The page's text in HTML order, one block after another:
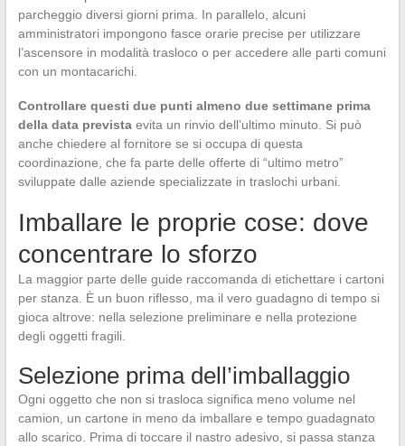
parcheggio diversi giorni prima. In parallelo, alcuni
amministratori impongono fasce orarie precise per utilizzare
l’ascensore in modalità trasloco o per accedere alle parti comuni
con un montacarichi.
Controllare questi due punti almeno due settimane prima
della data previstaevita un rinvio dell’ultimo minuto. Si può
anche chiedere al fornitore se si occupa di questa
coordinazione, che fa parte delle offerte di “ultimo metro”
sviluppate dalle aziende specializzate in traslochi urbani.
Imballare le proprie cose: dove
concentrare lo sforzo
La maggior parte delle guide raccomanda di etichettare i cartoni
per stanza. È un buon riflesso, ma il vero guadagno di tempo si
gioca altrove: nella selezione preliminare e nella protezione
degli oggetti fragili.
Selezione prima dell’imballaggio
Ogni oggetto che non si trasloca significa meno volume nel
camion, un cartone in meno da imballare e tempo guadagnato
allo scarico. Prima di toccare il nastro adesivo, si passa stanza